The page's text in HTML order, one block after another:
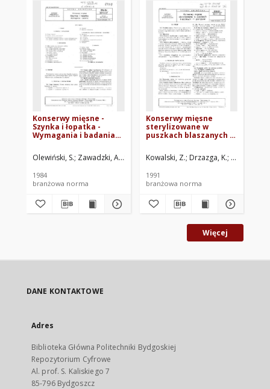
Konserwy mięsne -
Szynka i łopatka -
Wymagania i badania
Olewiński, S. Zawadzki, A. Szymańska, M. Instytut Przemysłu
1984
branżowa norma
Konserwy mięsne
sterylizowane w
puszkach blaszanych -
Kowalski, Z. Drzazga, K. Jasek, H.
1991
branżowa norma
Więcej
DANE KONTAKTOWE
Adres
Biblioteka Główna Politechniki Bydgoskiej
Repozytorium Cyfrowe
Al. prof. S. Kaliskiego 7
85-796 Bydgoszcz